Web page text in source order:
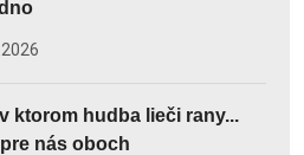
ktorom hudba lieči rany...
nás oboch